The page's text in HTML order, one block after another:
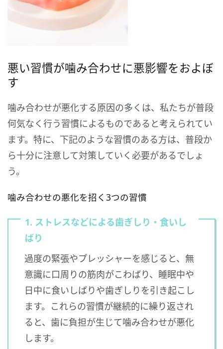
悪い習慣が噛み合わせに悪影響をおよぼ
す
噛み合わせが悪化する原因の多くは、私たちが普段
何気なく行う習慣によるものであると考えられてい
ます。特に、下記のような習慣のある方は、普段か
ら十分に注意して対策していく必要があるでしょ
う。
噛み合わせの悪化を招く3つの習慣
1. ストレスなどによる歯ぎしり・食いし
ばり
過度の緊張やプレッシャーを感じると、無
意識に口周りの筋肉がこわばり、睡眠中や
日中に食いしばりや歯ぎしりを引き起こし
ます。これらの習慣が継続的に繰り返され
ると、歯に負担が生じて噛み合わせが悪化
します。